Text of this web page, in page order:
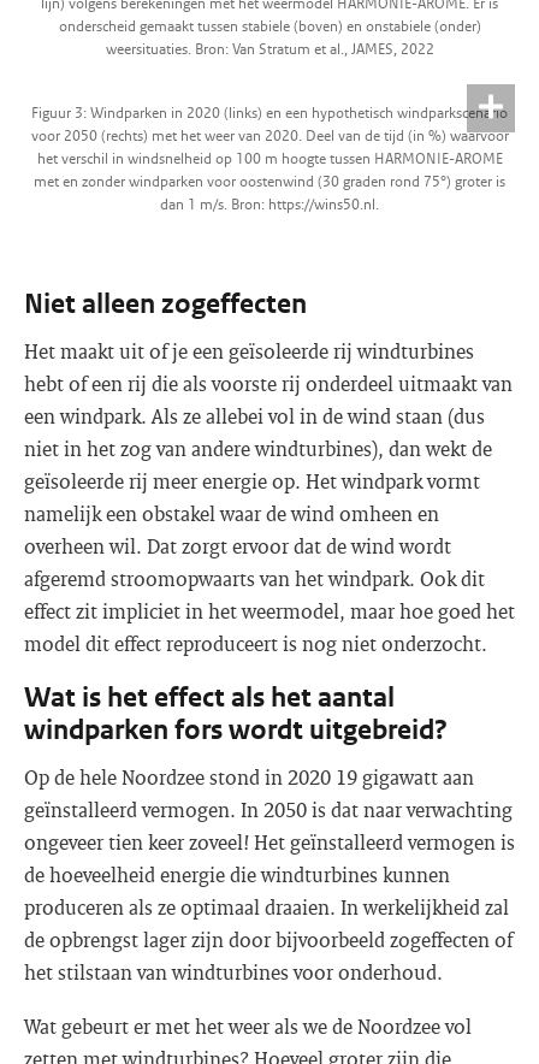
onderscheid gemaakt tussen stabiele (boven) en onstabiele (onder)
weersituaties. Bron: Van Stratum et al., JAMES, 2022
Figuur 3: Windparken in 2020 (links) en een hypothetisch windparkscenario
voor 2050 (rechts) met het weer van 2020. Deel van de tijd (in %) waarvoor
het verschil in windsnelheid op 100 m hoogte tussen HARMONIE-AROME
met en zonder windparken voor oostenwind (30 graden rond 75°) groter is
dan 1 m/s. Bron: https://wins50.nl.
Niet alleen zogeffecten
Het maakt uit of je een geïsoleerde rij windturbines
hebt of een rij die als voorste rij onderdeel uitmaakt van
een windpark. Als ze allebei vol in de wind staan (dus
niet in het zog van andere windturbines), dan wekt de
geïsoleerde rij meer energie op. Het windpark vormt
namelijk een obstakel waar de wind omheen en
overheen wil. Dat zorgt ervoor dat de wind wordt
afgeremd stroomopwaarts van het windpark. Ook dit
effect zit impliciet in het weermodel, maar hoe goed het
model dit effect reproduceert is nog niet onderzocht.
Wat is het effect als het aantal
windparken fors wordt uitgebreid?
Op de hele Noordzee stond in 2020 19 gigawatt aan
geïnstalleerd vermogen. In 2050 is dat naar verwachting
ongeveer tien keer zoveel! Het geïnstalleerd vermogen is
de hoeveelheid energie die windturbines kunnen
produceren als ze optimaal draaien. In werkelijkheid zal
de opbrengst lager zijn door bijvoorbeeld zogeffecten of
het stilstaan van windturbines voor onderhoud.
Wat gebeurt er met het weer als we de Noordzee vol
zetten met windturbines? Hoeveel groter zijn die